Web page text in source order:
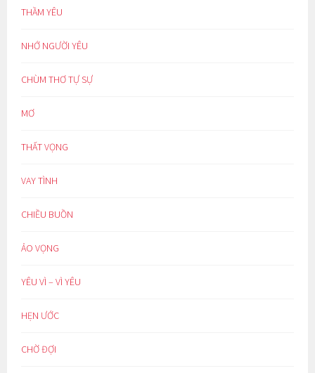
THẦM YÊU
NHỚ NGƯỜI YÊU
CHÙM THƠ TỰ SỰ
MƠ
THẤT VỌNG
VAY TÌNH
CHIỀU BUỒN
ẢO VỌNG
YÊU VÌ – VÌ YÊU
HẸN ƯỚC
CHỜ ĐỢI